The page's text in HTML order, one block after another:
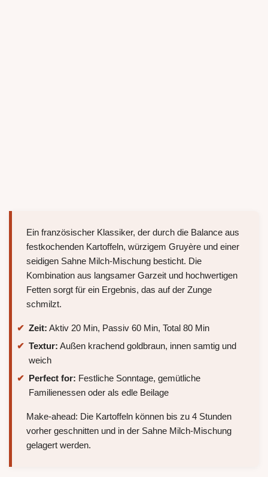
Ein französischer Klassiker, der durch die Balance aus
festkochenden Kartoffeln, würzigem Gruyère und einer
seidigen Sahne Milch-Mischung besticht. Die
Kombination aus langsamer Garzeit und hochwertigen
Fetten sorgt für ein Ergebnis, das auf der Zunge
schmilzt.
Zeit: Aktiv 20 Min, Passiv 60 Min, Total 80 Min
Textur: Außen krachend goldbraun, innen samtig und
weich
Perfect for: Festliche Sonntage, gemütliche
Familienessen oder als edle Beilage
Make-ahead: Die Kartoffeln können bis zu 4 Stunden
vorher geschnitten und in der Sahne Milch-Mischung
gelagert werden.